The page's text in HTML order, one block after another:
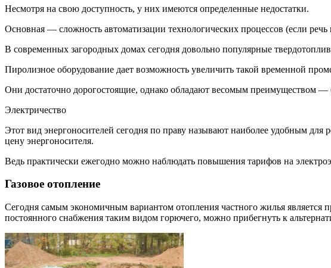
Несмотря на свою доступность, у них имеются определенные недостатки.
Основная — сложность автоматизации технологических процессов (если
В современных загородных домах сегодня довольно популярные
Пиролизное оборудование дает возможность увеличить такой временной
Они достаточно дорогостоящие, однако обладают весомым преимуществом —
Электричество
Этот вид энергоносителей сегодня по праву называют наиболее удобным
цену энергоносителя.
Ведь практически ежегодно можно наблюдать повышения тарифов на
Газовое отопление
Сегодня самым экономичным вариантом отопления частного жилья является
постоянного снабжения таким видом горючего, можно прибегнуть к